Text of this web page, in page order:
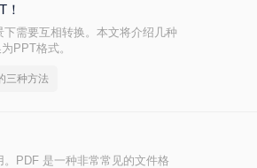
需要互相转换。本文将介绍几种
PPT格式。
三种方法
PDF 是一种非常常见的文件格